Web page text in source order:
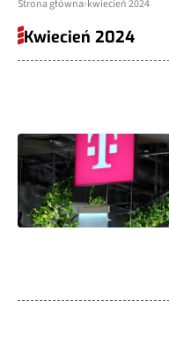
Strona główna kwiecień 2024
Kwiecień 2024